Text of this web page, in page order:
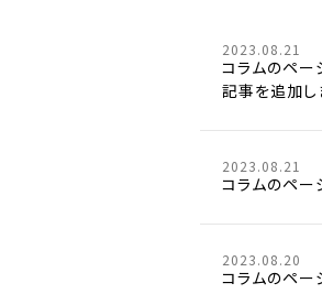
2023.08.21
コラムのペー
記事を追加し
2023.08.21
コラムのペー
2023.08.20
コラムのペー